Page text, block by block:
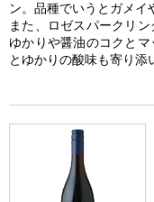
ン。品種でいうとガメイ
また、ロゼスパークリ
ゆかりや醤油のコクと
とゆかりの酸味も寄り添